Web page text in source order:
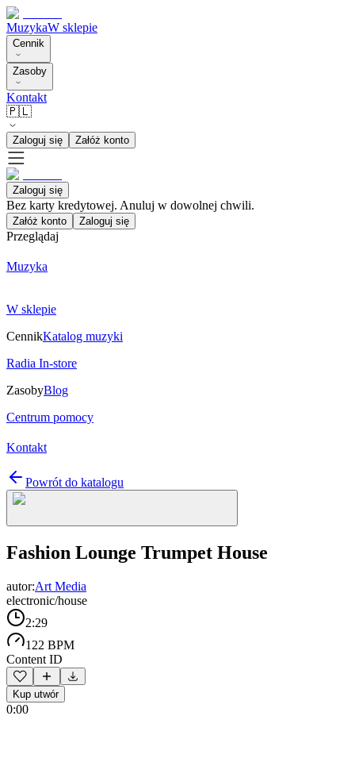
MuzykaW sklepie
Cennik
Zasoby
Kontakt
🇵🇱
Zaloguj się Załóż konto
Zaloguj się
Bez karty kredytowej. Anuluj w dowolnej chwili.
Załóż konto Zaloguj się
Przeglądaj
Muzyka
W sklepie
CennikKatalog muzyki
Radia In-store
ZasobyBlog
Centrum pomocy
Kontakt
Powrót do katalogu
Fashion Lounge Trumpet House
autor:Art Media
electronic/house
2:29
122 BPM
Content ID
Kup utwór
0:00